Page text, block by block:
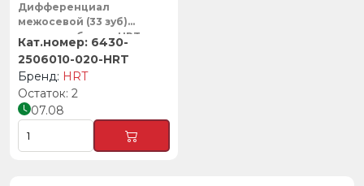
Дифференциал
межосевой (33 зуб)
овальное банжо, HRT
6430-
2506010-020-HRT
HRT
2
07.08